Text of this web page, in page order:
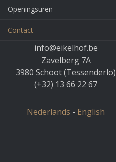
Openingsuren
Contact
info@eikelhof.be
Zavelberg 7A
3980 Schoot (Tessenderlo)
(+32) 13 66 22 67
Nederlands - English